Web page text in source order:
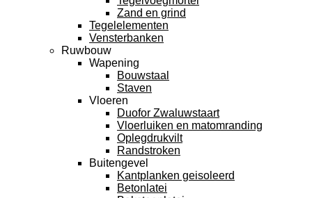
Zand en grind
Tegelelementen
Vensterbanken
Ruwbouw
Wapening
Bouwstaal
Staven
Vloeren
Duofor Zwaluwstaart
Vloerluiken en matomranding
Oplegdrukvilt
Randstroken
Buitengevel
Kantplanken geisoleerd
Betonlatei